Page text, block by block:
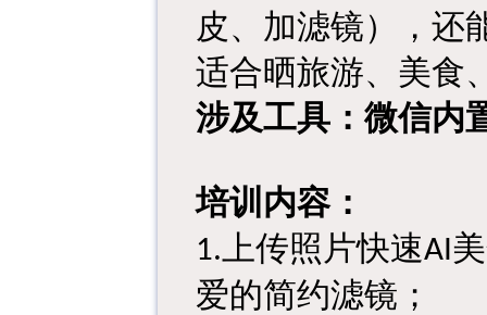
皮、加滤镜），还
适合晒旅游、美食
涉及工具：微信内
培训内容：
1. 上传照片快速AI
爱的简约滤镜；